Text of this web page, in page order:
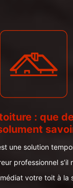
: que
une solution
professionnel s’il
votre toit à la